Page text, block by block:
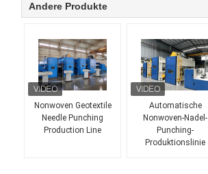
Andere Produkte
Nonwoven Geotextile
Needle Punching
Production Line
Automatische
Nonwoven-Nadel-
Punching-
Produktionslinie